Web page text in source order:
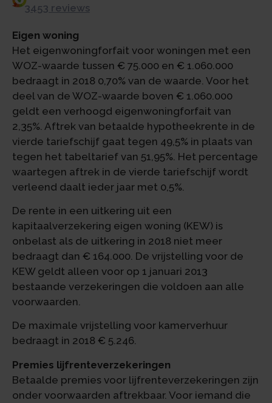
3453 reviews
Eigen woning
Het eigenwoningforfait voor woningen met een
WOZ-waarde tussen € 75.000 en € 1.060.000
bedraagt in 2018 0,70% van de waarde. Voor het
deel van de WOZ-waarde boven € 1.060.000
geldt een verhoogd eigenwoningforfait van
2,35%. Aftrek van betaalde hypotheekrente in de
vierde tariefschijf gaat tegen 49,5% in plaats van
tegen het tabeltarief van 51,95%. Het percentage
waartegen aftrek in de vierde tariefschijf wordt
verleend daalt ieder jaar met 0,5%.
De rente in een uitkering uit een
kapitaalverzekering eigen woning (KEW) is
onbelast als de uitkering in 2018 niet meer
bedraagt dan € 164.000. De vrijstelling voor de
KEW geldt alleen voor op 1 januari 2013
bestaande verzekeringen die voldoen aan alle
voorwaarden.
De maximale vrijstelling voor kamerverhuur
bedraagt in 2018 € 5.246.
Premies lijfrenteverzekeringen
Betaalde premies voor lijfrenteverzekeringen zijn
onder voorwaarden aftrekbaar. Voor iemand die